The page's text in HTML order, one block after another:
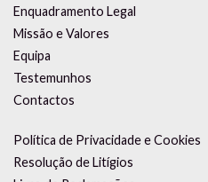
Enquadramento Legal
Missão e Valores
Equipa
Testemunhos
Contactos
Política de Privacidade e Cookies
Resolução de Litígios